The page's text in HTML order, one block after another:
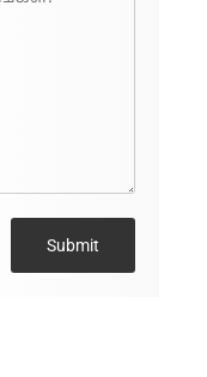
Submit